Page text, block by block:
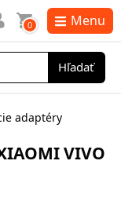
Hľadať
0 Menu
adaptéry
VIVO